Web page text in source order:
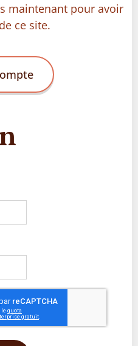
maintenant pour avoir
ce site.